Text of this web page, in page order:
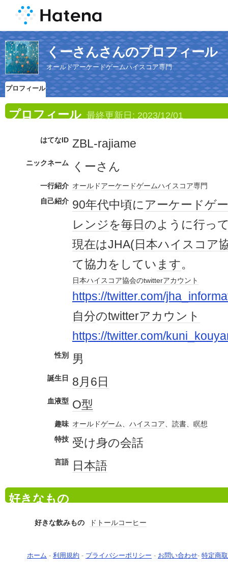
くーさんさんのプロフィール
オールドアーケードゲームハイスコア専門
プロフィール
プロフィール 最終更新日: 2023/12/01
はてなID ZBL-rajiame
ニックネーム くーさん
一行紹介 オール ドアーケードゲームハイスコア専門
自己紹介 90年代中頃にアーケードゲ
レンジを毎日 のように行っ
現在はJHA(日本ハイスコア
て協力をしてい ます。
日本ハイスコア協会のtwitterアカウント
https://twitter.com/
自分のtwitterアカウント
https://twitter.com/
性別 男
誕生日 8月6日
血液型 O型
趣味 オール ドゲーム、 ハイスコア、 読書、 瞑想
特技 受け身の会話
言語 日本語
好きなもの
好きな飲みもの ドトールコーヒー
ホーム - 利用規約 - プライバシーポリシー - お問い合わせ- 特定商